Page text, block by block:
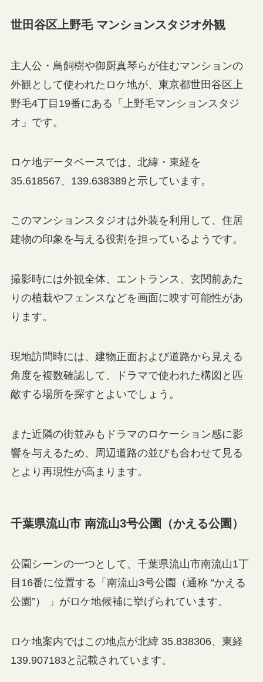
世田谷区上野毛 マンションスタジオ外観
主人公・鳥飼樹や御厨真琴らが住むマンションの
外観として使われたロケ地が、東京都世田谷区上
野毛4丁目19番にある「上野毛マンションスタジ
オ」です。
ロケ地データベースでは、北緯・東経を
35.618567、139.638389と示しています。
このマンションスタジオは外装を利用して、住居
建物の印象を与える役割を担っているようです。
撮影時には外観全体、エントランス、玄関前あた
りの植栽やフェンスなどを画面に映す可能性があ
ります。
現地訪問時には、建物正面および道路から見える
角度を複数確認して、ドラマで使われた構図と匹
敵する場所を探すとよいでしょう。
また近隣の街並みもドラマのロケーション感に影
響を与えるため、周辺道路の並びも合わせて見る
とより再現性が高まります。
千葉県流山市 南流山3号公園（かえる公園）
公園シーンの一つとして、千葉県流山市南流山1丁
目16番に位置する「南流山3号公園（通称 “かえる
公園”） 」がロケ地候補に挙げられています。
ロケ地案内ではこの地点が北緯 35.838306、東経
139.907183と記載されています。